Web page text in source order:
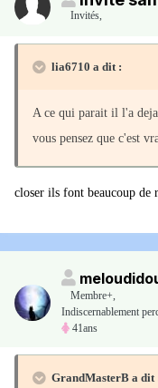
Invités,
lia6710 a dit :
A ce qui parait il l'a deja
vous pensez que c'est
closer ils font beaucoup de
Membre+,
Indiscernablement
41ans
GrandMasterB a dit